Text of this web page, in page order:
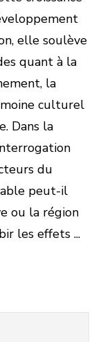
elle soulève
quant à la
la
culturel
Dans la
du
peut-il
ou la région
les effets ...